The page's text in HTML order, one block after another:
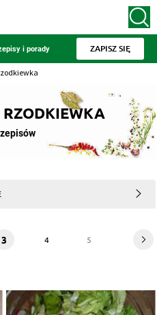
i porady ZAPISZ SIĘ
RZODKIEWKA
3 4 5